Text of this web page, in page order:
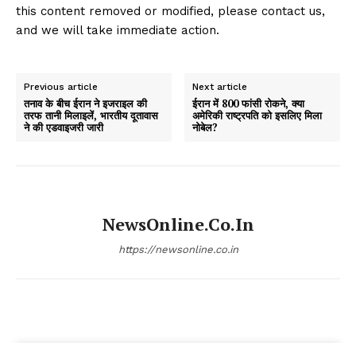
this content removed or modified, please contact us,
and we will take immediate action.
Previous article
तनाव के बीच ईरान ने इजराइल की
तरफ तानी मिलाइलें, भारतीय दूतावास
ने की एडवाइजरी जारी
Next article
ईरान में 800 फांसी रोकने, क्या
अमेरिकी राष्ट्रपति को इसलिए मिला
नोबेल?
NewsOnline.co.in
https://newsonline.co.in